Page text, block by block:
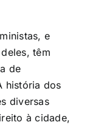
e
têm
de
história dos
diversas
à cidade,